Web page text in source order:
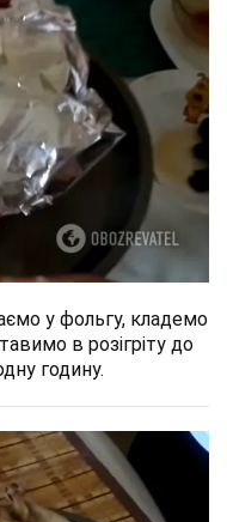
у фольгу, кладемо
в розігріту до
годину.